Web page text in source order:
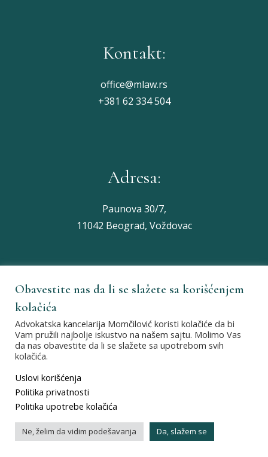
Kontakt:
office@mlaw.rs
+381 62 334 504
Adresa:
Paunova 30/7,
11042 Beograd, Voždovac
Copyright 2022 W3 Lab
Obavestite nas da li se slažete sa korišćenjem
kolačića
Advokatska kancelarija Momčilović koristi kolačiće da bi
Vam pružili najbolje iskustvo na našem sajtu. Molimo Vas
da nas obavestite da li se slažete sa upotrebom svih
kolačića.
Uslovi korišćenja
Politika privatnosti
Politika upotrebe kolačića
Ne, želim da vidim podešavanja Da, slažem se